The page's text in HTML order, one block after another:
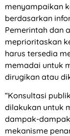
menyampaikan
berdasarkan
Pemerintah dan
meprioritaskan
harus tersedia
memadai untuk
dirugikan atau
“Konsultasi
dilakukan untuk
dampak-
mekanisme